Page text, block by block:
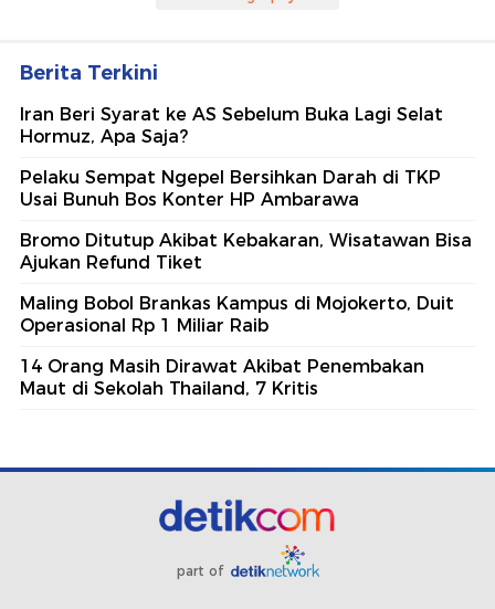
Berita Terkini
Iran Beri Syarat ke AS Sebelum Buka Lagi Selat
Hormuz, Apa Saja?
Pelaku Sempat Ngepel Bersihkan Darah di TKP
Usai Bunuh Bos Konter HP Ambarawa
Bromo Ditutup Akibat Kebakaran, Wisatawan Bisa
Ajukan Refund Tiket
Maling Bobol Brankas Kampus di Mojokerto, Duit
Operasional Rp 1 Miliar Raib
14 Orang Masih Dirawat Akibat Penembakan
Maut di Sekolah Thailand, 7 Kritis
part of